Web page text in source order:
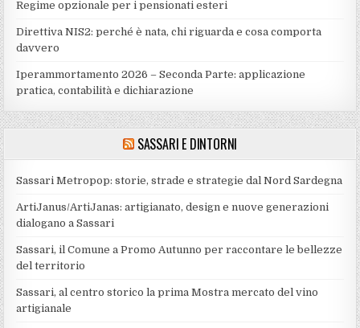
Regime opzionale per i pensionati esteri
Direttiva NIS2: perché è nata, chi riguarda e cosa comporta
davvero
Iperammortamento 2026 – Seconda Parte: applicazione
pratica, contabilità e dichiarazione
SASSARI E DINTORNI
Sassari Metropop: storie, strade e strategie dal Nord Sardegna
ArtiJanus/ArtiJanas: artigianato, design e nuove generazioni
dialogano a Sassari
Sassari, il Comune a Promo Autunno per raccontare le bellezze
del territorio
Sassari, al centro storico la prima Mostra mercato del vino
artigianale